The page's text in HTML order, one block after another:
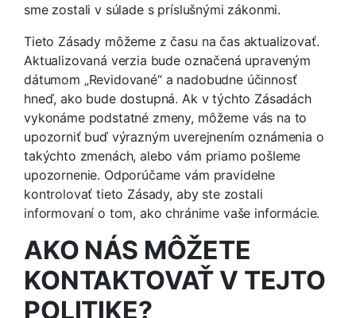
sme zostali v súlade s príslušnými zákonmi.
Tieto Zásady môžeme z času na čas aktualizovať.
Aktualizovaná verzia bude označená upraveným
dátumom „Revidované“ a nadobudne účinnosť
hneď, ako bude dostupná. Ak v týchto Zásadách
vykonáme podstatné zmeny, môžeme vás na to
upozorniť buď výrazným uverejnením oznámenia o
takýchto zmenách, alebo vám priamo pošleme
upozornenie. Odporúčame vám pravidelne
kontrolovať tieto Zásady, aby ste zostali
informovaní o tom, ako chránime vaše informácie.
AKO NÁS MÔŽETE
KONTAKTOVAŤ V TEJTO
POLITIKE?